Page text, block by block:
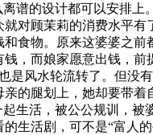
谱的设计都可以安排上
对顾茉莉的消费水平有
食物。原来这婆婆之前
，而娘家愿意出钱，前
是风水轮流转了。但没
的腿划上，她却要带着
生活，被公公规训，被
生活剧，可不是“富人